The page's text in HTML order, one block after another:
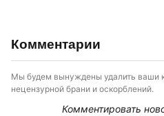
Комментарии
Мы будем вынуждены удалить ваши
нецензурной брани и оскорблений.
Комментировать